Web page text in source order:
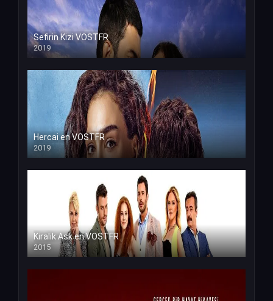
Sefirin Kizi VOSTFR
2019
Hercai en VOSTFR
2019
Kiralik Ask en VOSTFR
2015